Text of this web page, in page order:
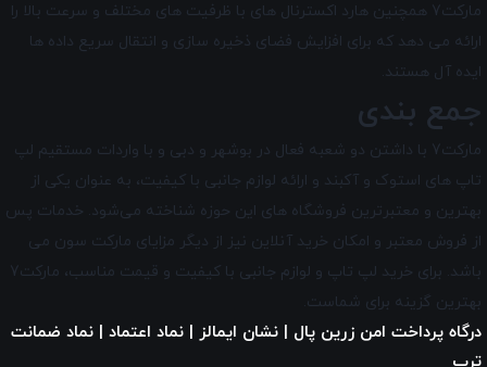
مارکت7 همچنین هارد اکسترنال های با ظرفیت های مختلف و سرعت بالا را
ارائه می دهد که برای افزایش فضای ذخیره‌ سازی و انتقال سریع داده ها
ایده آل هستند.
جمع بندی
مارکت7 با داشتن دو شعبه فعال در بوشهر و دبی و با واردات مستقیم لپ
تاپ‌ های استوک و آکبند و ارائه لوازم جانبی با کیفیت، به عنوان یکی از
بهترین و معتبرترین فروشگاه های این حوزه شناخته می‌شود. خدمات پس
از فروش معتبر و امکان خرید آنلاین نیز از دیگر مزایای مارکت سون می
باشد. برای خرید لپ تاپ و لوازم جانبی با کیفیت و قیمت مناسب، مارکت7
بهترین گزینه برای شماست.
درگاه پرداخت امن زرین پال | نشان ایمالز | نماد اعتماد | نماد ضمانت
ترب